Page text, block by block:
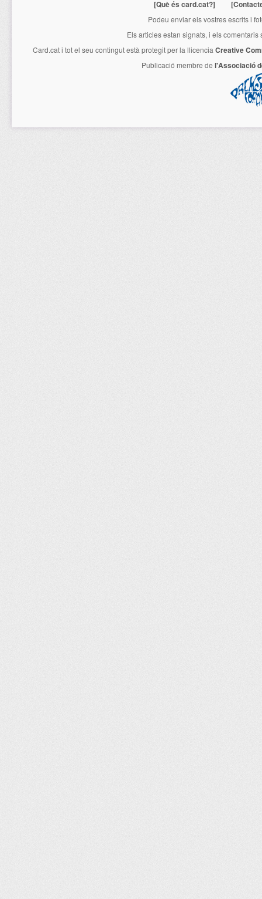
[Què és card.cat?]
Podeu enviar els vostres escrits i
Els articles estan signats, i els
Card.cati tot el seu contingut està protegit per la llicencia Creative
Publicació membre de l'Associació